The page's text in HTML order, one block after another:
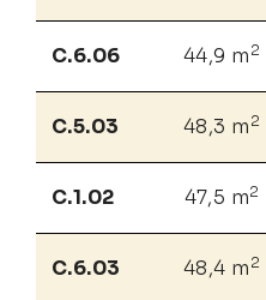
C.6.06 44,9 m 2
C.5.03 48,3 m 2
C.1.02 47,5 m2
C.6.03 48,4 m 2